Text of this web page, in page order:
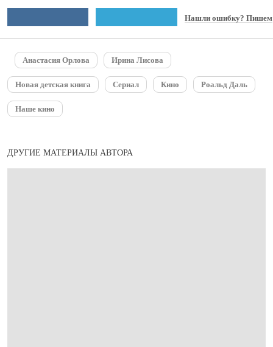
Нашли ошибку? Пишем
Анастасия Орлова Ирина Лисова
Новая детская книга Сериал Кино Роальд Даль
Наше кино
ДРУГИЕ МАТЕРИАЛЫ АВТОРА